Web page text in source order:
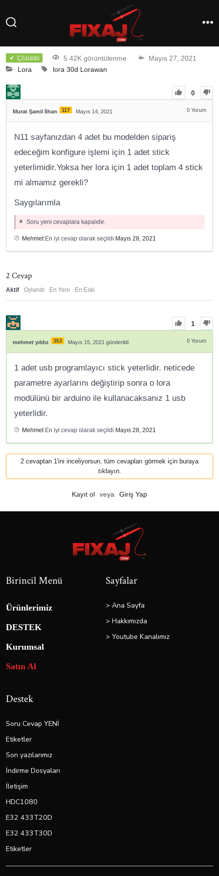
Çözüldü 5.42K görüntülenme
Mayıs 27, 2021
Lora
lora 30d Lorawan
0
Murat Şamil İlhan 117 Mayıs 14, 2021 0 Yorum
N11 sayfanızdan 4 adet bu modelden sipariş
edeceğim konfigure işlemi için 1 adet stick
yeterlimidir.Yoksa her lora için 1 adet toplam 4 stick
mi almamız gerekli?
Saygılarımla
Soru yeni cevaplara kapalıdır.
MehmetEn iyi cevap olarak seçildi Mayıs 28, 2021
2 Cevap
Aktif Oylandı En Yeni En Eski
1
mehmet yıldız 353 Mayıs 15, 2021 gönderildi 0 Yorum
1 adet usb programlayıcı stick yeterlidir. neticede
parametre ayarlarını değiştirip sonra o lora
modülünü bir arduino ile kullanacaksanız 1 usb
yeterlidir.
MehmetEn iyi cevap olarak seçildi Mayıs 28, 2021
2 cevaptan 1'ini inceliyorsun, tüm cevapları görmek için buraya
tıklayın.
Kayıt ol veya Giriş Yap
Birincil Menü
Ürünlerimiz
DESTEK
Kurumsal
Satın Al
Sayfalar
> Ana Sayfa
> Hakkımızda
> Youtube Kanalımız
Destek
Soru Cevap YENİ
Etiketler
Son yazılarımız
İndirme Dosyaları
İletişim
HDC1080
E32 433T20D
E32 433T30D
Etiketler